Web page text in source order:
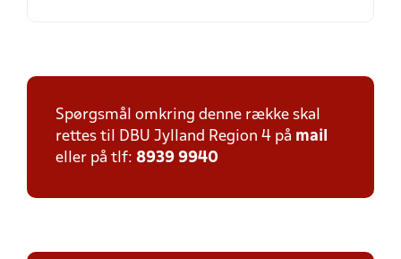
Spørgsmål omkring denne række skal
rettes til DBU Jylland Region 4 på mail
eller på tlf: 8939 9940